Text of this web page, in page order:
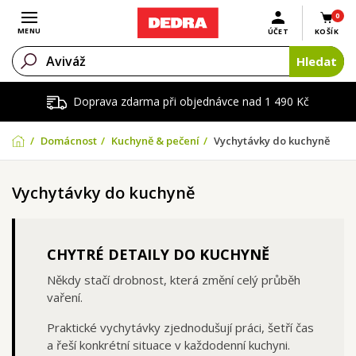
Doprava zdarma při objednávce nad 1 490 Kč
Otevřít menu
MENU
0
KOŠÍK
ÚČET
Hledat
Domácnost Kuchyně & pečení Vychytávky do kuchyně
Vychytávky do kuchyně
CHYTRÉ DETAILY DO KUCHYNĚ
Někdy stačí drobnost, která změní celý průběh
vaření.
Praktické vychytávky zjednodušují práci, šetří čas
a řeší konkrétní situace v každodenní kuchyni.